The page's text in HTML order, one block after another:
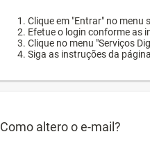
Clique em "Entrar" no menu
Efetue o login conforme as
Clique no menu "Serviços
Siga as instruções da
Como altero o e-mail?